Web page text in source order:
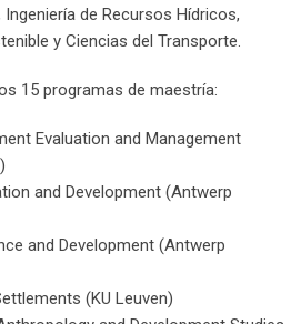
de Recursos Hídricos,
y Ciencias del Transporte.
15 programas de maestría:
Evaluation and Management
and Development (Antwerp
and Development (Antwerp
(KU Leuven)